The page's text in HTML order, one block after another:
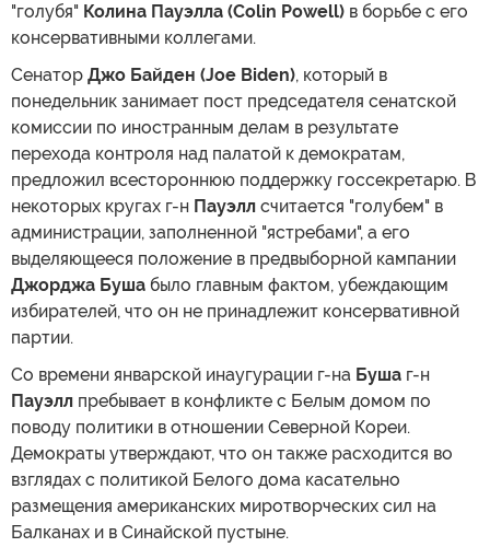
"голубя" Колина Пауэлла (Colin Powell) в борьбе с его
консервативными коллегами.
Сенатор Джо Байден (Joe Biden), который в
понедельник занимает пост председателя сенатской
комиссии по иностранным делам в результате
перехода контроля над палатой к демократам,
предложил всестороннюю поддержку госсекретарю. В
некоторых кругах г-н Пауэлл считается "голубем" в
администрации, заполненной "ястребами", а его
выделяющееся положение в предвыборной кампании
Джорджа Буша было главным фактом, убеждающим
избирателей, что он не принадлежит консервативной
партии.
Со времени январской инаугурации г-на Буша г-н
Пауэлл пребывает в конфликте с Белым домом по
поводу политики в отношении Северной Кореи.
Демократы утверждают, что он также расходится во
взглядах с политикой Белого дома касательно
размещения американских миротворческих сил на
Балканах и в Синайской пустыне.